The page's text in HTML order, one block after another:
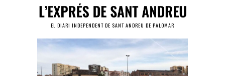
EL DIARI INDEPENDENT DE SANT ANDREU DE PALOMAR